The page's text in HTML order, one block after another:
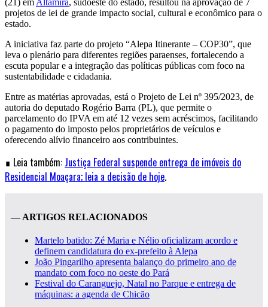
projetos de lei de grande impacto social, cultural e econômico para o
estado.
A iniciativa faz parte do projeto “Alepa Itinerante – COP30”, que
leva o plenário para diferentes regiões paraenses, fortalecendo a
escuta popular e a integração das políticas públicas com foco na
sustentabilidade e cidadania.
Entre as matérias aprovadas, está o Projeto de Lei nº 395/2023, de
autoria do deputado Rogério Barra (PL), que permite o
parcelamento do IPVA em até 12 vezes sem acréscimos, facilitando
o pagamento do imposto pelos proprietários de veículos e
oferecendo alívio financeiro aos contribuintes.
∎ Leia também: Justiça Federal suspende entrega de imóveis do
Residencial Moaçara; leia a decisão de hoje.
— ARTIGOS RELACIONADOS
Martelo batido: Zé Maria e Nélio oficializam acordo e
definem candidatura do ex-prefeito à Alepa
João Pingarilho apresenta balanço do primeiro ano de
mandato com foco no oeste do Pará
Festival do Caranguejo, Natal no Parque e entrega de
máquinas: a agenda de Chicão